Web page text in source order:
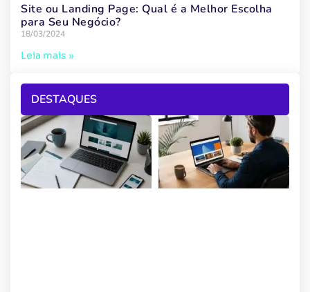
Site ou Landing Page: Qual é a Melhor Escolha
para Seu Negócio?
18/03/2024
Leia mais »
DESTAQUES